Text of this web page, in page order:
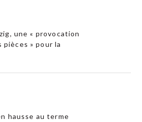
une « provocation
» pour la
hausse au terme